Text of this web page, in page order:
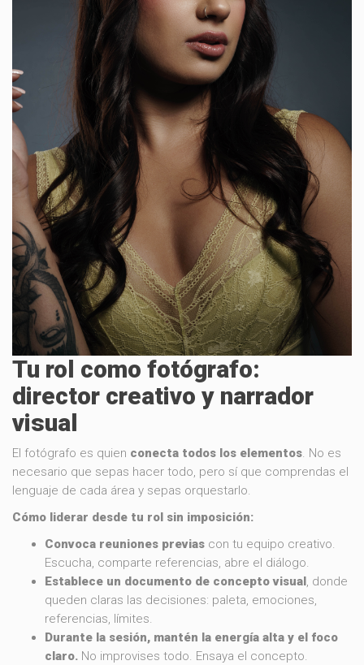
Tu rol como fotógrafo:
director creativo y narrador
visual
El fotógrafo es quien conecta todos los elementos. No es
necesario que sepas hacer todo, pero sí que comprendas el
lenguaje de cada área y sepas orquestarlo.
Cómo liderar desde tu rol sin imposición:
Convoca reuniones previas con tu equipo creativo.
Escucha, comparte referencias, abre el diálogo.
Establece un documento de concepto visual, donde
queden claras las decisiones: paleta, emociones,
referencias, límites.
Durante la sesión, mantén la energía alta y el foco
claro. No improvises todo. Ensaya el concepto.